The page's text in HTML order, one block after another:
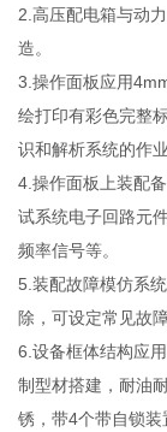
2.高压配电箱与动
造。
3.操作面板应用
绘打印有彩色完整
识和解析系统的作业
4.操作面板上装配
试系统电子回路元
频率信号等。
5.装配故障模仿系
除，可设定常见故
6.设备框体结构应
制型材搭建，耐油
锈，带4个带自锁装